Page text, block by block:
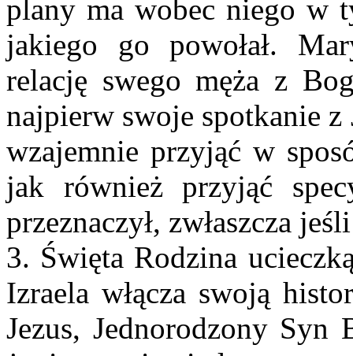
plany ma wobec niego w
jakiego go powołał.
relację swego męża z
najpierw swoje spotkanie
wzajemnie przyjąć w
jak również przyjąć
przeznaczył, zwłaszcza
3. Święta Rodzina
Izraela włącza swoją
Jezus, Jednorodzony Syn